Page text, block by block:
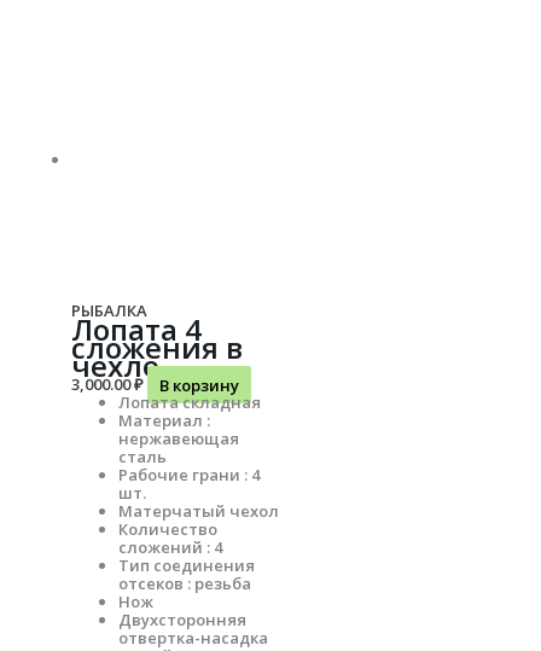
РЫБАЛКА
Лопата 4
сложения в
чехле
3,000.00₽
В корзину
Лопата складная
Материал :
нержавеющая
сталь
Рабочие грани : 4
шт.
Матерчатый чехол
Количество
сложений : 4
Тип соединения
отсеков : резьба
Нож
Двухсторонняя
отвертка-насадка